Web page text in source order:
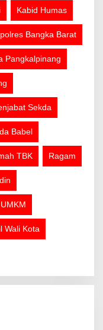
Kabid Humas
Bangka Barat
Pangkalpinang
Sekda
Babel
TBK Ragam
UMKM
Wali Kota